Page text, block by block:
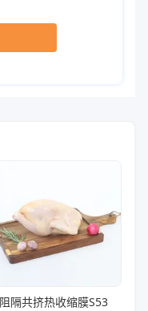
隔共挤热收缩膜S53